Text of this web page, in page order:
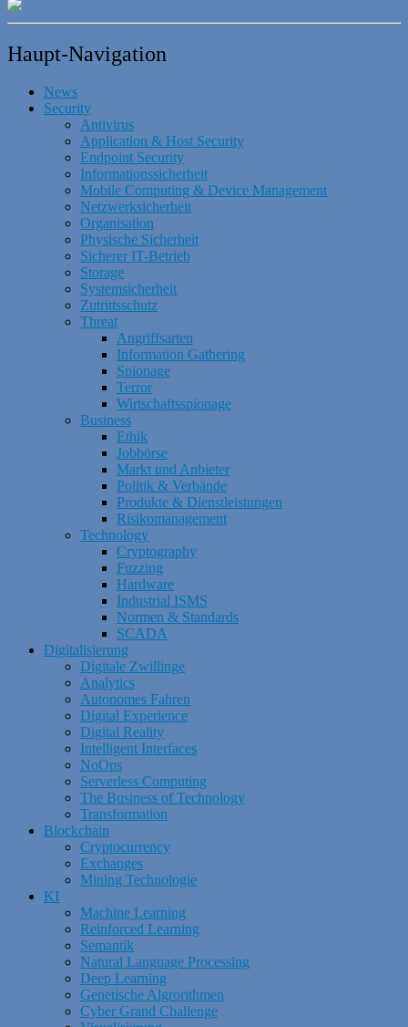
Haupt-Navigation
News
Security
Antivirus
Application & Host Security
Endpoint Security
Informationssicherheit
Mobile Computing & Device Management
Netzwerksicherheit
Organisation
Physische Sicherheit
Sicherer IT-Betrieb
Storage
Systemsicherheit
Zutrittsschutz
Threat
Angriffsarten
Information Gathering
Spionage
Terror
Wirtschaftsspionage
Business
Ethik
Jobbörse
Markt und Anbieter
Politik & Verbände
Produkte & Dienstleistungen
Risikomanagement
Technology
Cryptography
Fuzzing
Hardware
Industrial ISMS
Normen & Standards
SCADA
Digitalisierung
Digitale Zwillinge
Analytics
Autonomes Fahren
Digital Experience
Digital Reality
Intelligent Interfaces
NoOps
Serverless Computing
The Business of Technology
Transformation
Blockchain
Cryptocurrency
Exchanges
Mining Technologie
KI
Machine Learning
Reinforced Learning
Semantik
Natural Language Processing
Deep Learning
Genetische Algrorithmen
Cyber Grand Challenge